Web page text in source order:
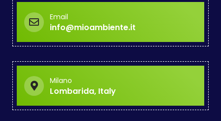
Email
info@mioambiente.it
Milano
Lombarida, Italy